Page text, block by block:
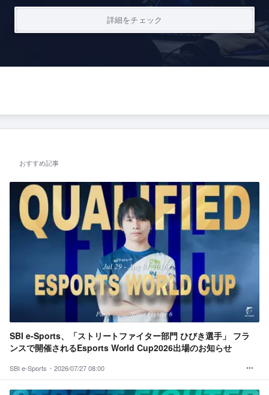
詳細をチェック
おすすめ記事
SBI e-Sports、「ストリートファイター部門 ひびき選手」 フラ
ンスで開催されるEsports World Cup2026出場のお知らせ
SBI e-Sports・ 2026/07/27 08:00